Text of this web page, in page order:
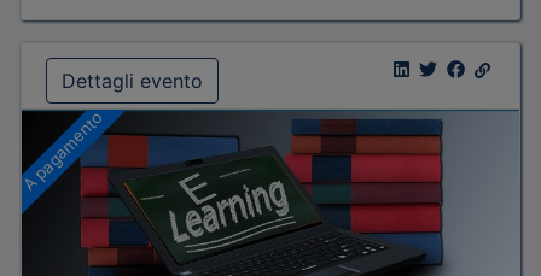
Dettagli evento
A pagamento